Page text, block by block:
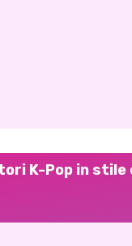
K-Pop in stile